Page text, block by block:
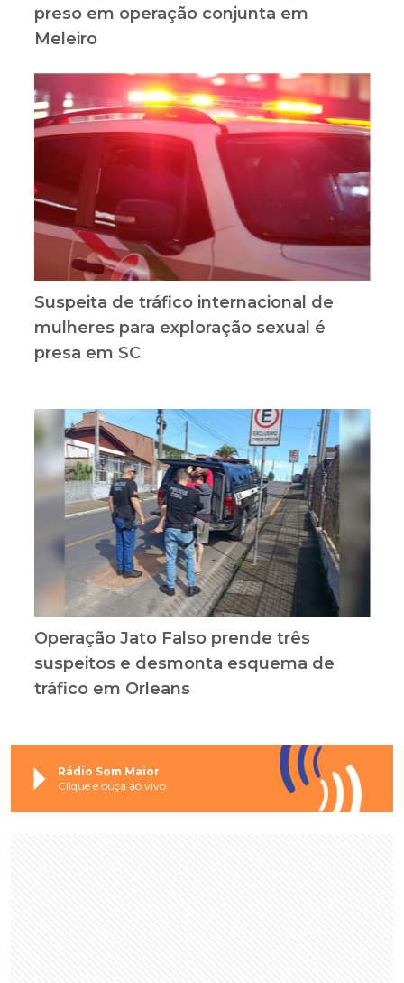
preso em operação conjunta em
Meleiro
Suspeita de tráfico internacional de
mulheres para exploração sexual é
presa em SC
Operação Jato Falso prende três
suspeitos e desmonta esquema de
tráfico em Orleans
Rádio Som Maior
Clique e ouça ao vivo